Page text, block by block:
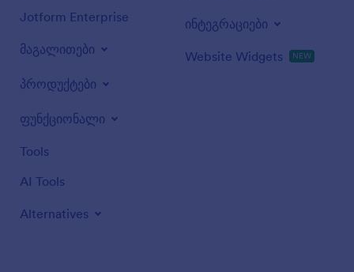
Jotform Enterprise
მაგალითები
პროდუქტები
ფუნქციონალი
Tools
AI Tools
Alternatives
ინტეგრაციები
Website Widgets NEW